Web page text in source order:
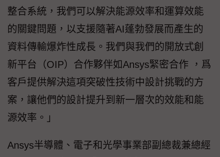
整合系統，我們可以解決能源效率和運算效能
的關鍵問題，以支援隨著AI蓬勃發展而產生的
資料傳輸爆炸性成長。我們與我們的開放式創
新平台（OIP）合作夥伴如Ansys緊密合作 ，爲
客戶提供解決這項突破性技術中設計挑戰的方
案，讓他們的設計提升到新一層次的效能和能
源效率。」
Ansys半導體、電子和光學事業部副總裁兼總經